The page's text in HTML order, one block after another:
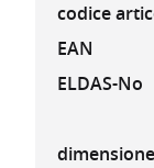
codice
EAN
ELDAS-No